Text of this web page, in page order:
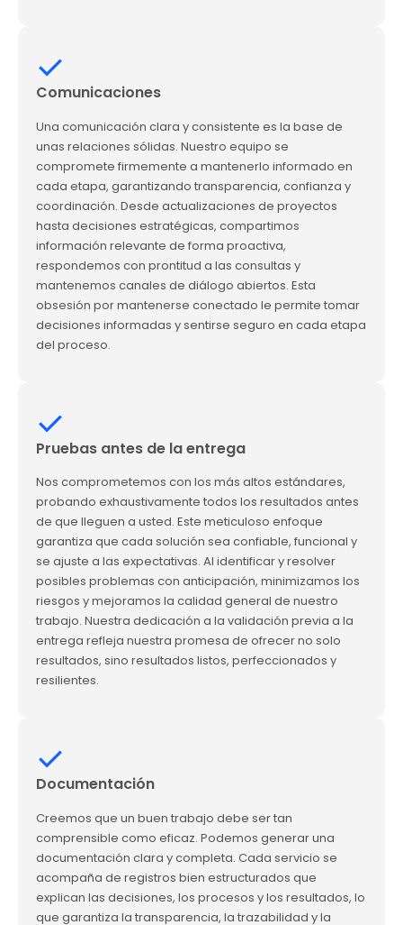
Comunicaciones
Una comunicación clara y consistente es la base de
unas relaciones sólidas. Nuestro equipo se
compromete firmemente a mantenerlo informado en
cada etapa, garantizando transparencia, confianza y
coordinación. Desde actualizaciones de proyectos
hasta decisiones estratégicas, compartimos
información relevante de forma proactiva,
respondemos con prontitud a las consultas y
mantenemos canales de diálogo abiertos. Esta
obsesión por mantenerse conectado le permite tomar
decisiones informadas y sentirse seguro en cada etapa
del proceso.
Pruebas antes de la entrega
Nos comprometemos con los más altos estándares,
probando exhaustivamente todos los resultados antes
de que lleguen a usted. Este meticuloso enfoque
garantiza que cada solución sea confiable, funcional y
se ajuste a las expectativas. Al identificar y resolver
posibles problemas con anticipación, minimizamos los
riesgos y mejoramos la calidad general de nuestro
trabajo. Nuestra dedicación a la validación previa a la
entrega refleja nuestra promesa de ofrecer no solo
resultados, sino resultados listos, perfeccionados y
resilientes.
Documentación
Creemos que un buen trabajo debe ser tan
comprensible como eficaz. Podemos generar una
documentación clara y completa. Cada servicio se
acompaña de registros bien estructurados que
explican las decisiones, los procesos y los resultados, lo
que garantiza la transparencia, la trazabilidad y la